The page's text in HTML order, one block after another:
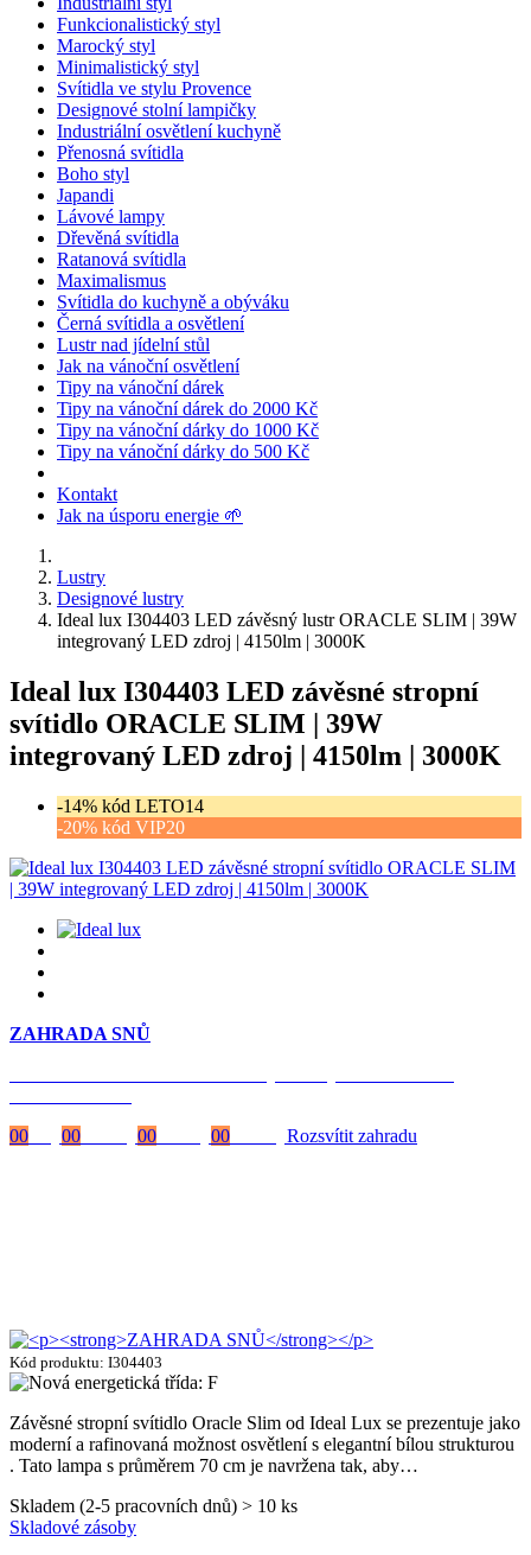
Funkcionalistický styl
Marocký styl
Minimalistický styl
Svítidla ve stylu Provence
Designové stolní lampičky
Industriální osvětlení kuchyně
Přenosná svítidla
Boho styl
Japandi
Lávové lampy
Dřevěná svítidla
Ratanová svítidla
Maximalismus
Svítidla do kuchyně a obýváku
Černá svítidla a osvětlení
Lustr nad jídelní stůl
Jak na vánoční osvětlení
Tipy na vánoční dárek
Tipy na vánoční dárek do 2000 Kč
Tipy na vánoční dárky do 1000 Kč
Tipy na vánoční dárky do 500 Kč
Kontakt
Jak na úsporu energie 🌱
Lustry
Designové lustry
Ideal lux I304403 LED závěsný lustr ORACLE SLIM | 39W
integrovaný LED zdroj | 4150lm | 3000K
Ideal lux I304403 LED závěsné stropní
svítidlo ORACLE SLIM | 39W
integrovaný LED zdroj | 4150lm | 3000K
-14% kód LETO14
-20% kód VIP20
ZAHRADA SNŮ
00
00 00 00 Rozsvítit zahradu
Kód produktu: I304403
Závěsné stropní svítidlo Oracle Slim od Ideal Lux se prezentuje jako
moderní a rafinovaná možnost osvětlení s elegantní bílou strukturou
. Tato lampa s průměrem 70 cm je navržena tak, aby…
Skladem (2-5 pracovních dnů) > 10 ks
Skladové zásoby